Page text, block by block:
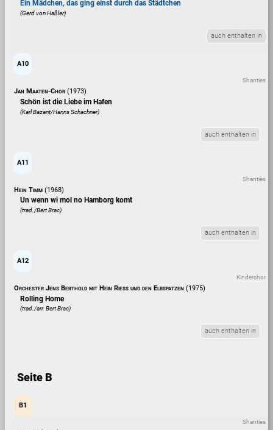
Ein Mädchen, das ging einst durch das Städtchen
(Gerd von Haßler)
auch enthalten in
A10
Shanties
Jan Maaten-Chor (1973)
Schön ist die Liebe im Hafen
(Karl Bazant/Hanns Schachner)
auch enthalten in
A11
Shanties
Hein Timm (1968)
Un wenn wi mol no Hamborg komt
(trad./Bert Brac)
auch enthalten in
A12
Kinderchor
Orchester Jens Berthold mit Hein Riess und den Elbspatzen (1975)
Rolling Home
(trad./arr. Bert Brac)
auch enthalten in
Seite B
B1
Shanties